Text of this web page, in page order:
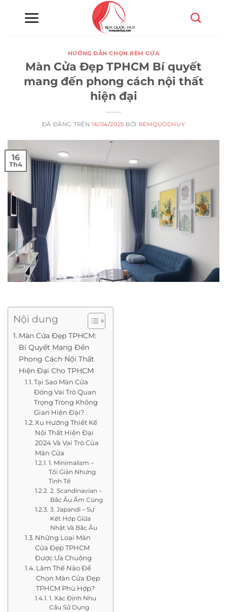
HƯỚNG DẪN CHỌN RÈM CỬA
Màn Cửa Đẹp TPHCM Bí quyết
mang đến phong cách nội thất
hiện đại
ĐÃ ĐĂNG TRÊN16/04/2025 BỞI REMQUOCHUY
16
Th4
Nội dung
Màn Cửa Đẹp TPHCM:
Bí Quyết Mang Đến
Phong Cách Nội Thất
Hiện Đại Cho TPHCM
Tại Sao Màn Cửa
Đóng Vai Trò Quan
Trọng Trong Không
Gian Hiện Đại?
Xu Hướng Thiết Kế
Nội Thất Hiện Đại
2024 Và Vai Trò Của
Màn Cửa
1. Minimalism –
Tối Giản Nhưng
Tinh Tế
2. Scandinavian –
Bắc Âu Ấm Cúng
3. Japandi – Sự
Kết Hợp Giữa
Nhật Và Bắc Âu
Những Loại Màn
Cửa Đẹp TPHCM
Được Ưa Chuộng
Làm Thế Nào Để
Chọn Màn Cửa Đẹp
TPHCM Phù Hợp?
1. Xác Định Nhu
Cầu Sử Dụng